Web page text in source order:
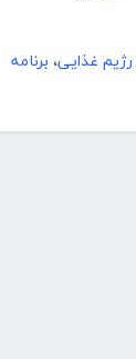
رژیم غذایی، برنامه